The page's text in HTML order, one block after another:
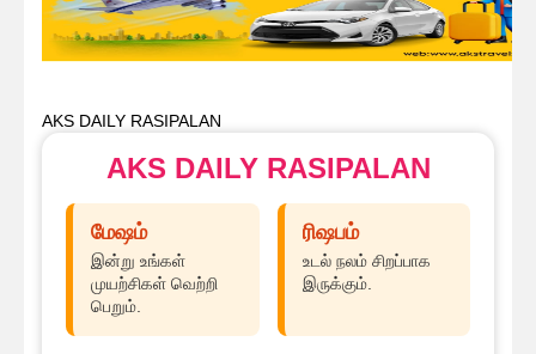
AKS DAILY RASIPALAN
AKS DAILY RASIPALAN
மேஷம்
இன்று உங்கள்
முயற்சிகள் வெற்றி
பெறும்.
ரிஷபம்
உடல் நலம் சிறப்பாக
இருக்கும்.